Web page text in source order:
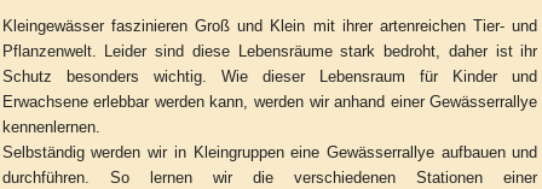
Kleingewässer faszinieren Groß und Klein mit ihrer artenreichen Tier- und
Pflanzenwelt. Leider sind diese Lebensräume stark bedroht, daher ist ihr
Schutz besonders wichtig. Wie dieser Lebensraum für Kinder und
Erwachsene erlebbar werden kann, werden wir anhand einer Gewässerrallye
kennenlernen.
Selbständig werden wir in Kleingruppen eine Gewässerrallye aufbauen und
durchführen. So lernen wir die verschiedenen Stationen einer